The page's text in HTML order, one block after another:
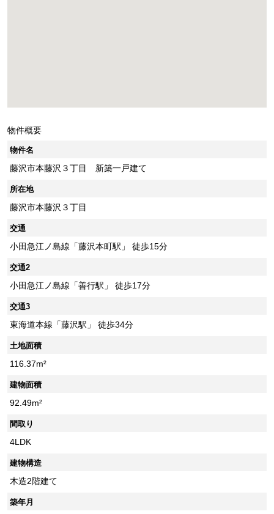
物件概要
物件名
藤沢市本藤沢３丁目 新築一戸建て
所在地
藤沢市本藤沢３丁目
交通
小田急江ノ島線「藤沢本町駅」 徒歩15分
交通2
小田急江ノ島線「善行駅」 徒歩17分
交通3
東海道本線「藤沢駅」 徒歩34分
土地面積
116.37m²
建物面積
92.49m²
間取り
4LDK
建物構造
木造2階建て
築年月